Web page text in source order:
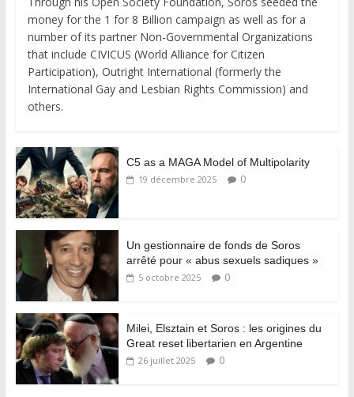
money for the 1 for 8 Billion campaign as well as for a
number of its partner Non-Governmental Organizations
that include CIVICUS (World Alliance for Citizen
Participation), Outright International (formerly the
International Gay and Lesbian Rights Commission) and
others.
C5 as a MAGA Model of Multipolarity
19 décembre 2025 0
Un gestionnaire de fonds de Soros
arrêté pour « abus sexuels sadiques »
5 octobre 2025 0
Milei, Elsztain et Soros : les origines du
Great reset libertarien en Argentine
26 juillet 2025 0